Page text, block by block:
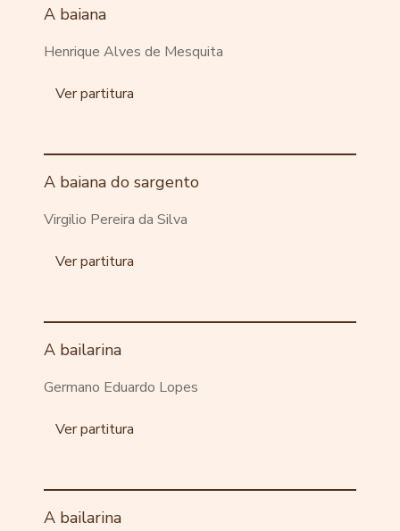
A baiana
Henrique Alves de Mesquita
Ver partitura
A baiana do sargento
Virgilio Pereira da Silva
Ver partitura
A bailarina
Germano Eduardo Lopes
Ver partitura
A bailarina